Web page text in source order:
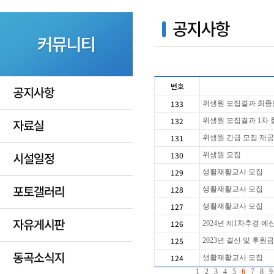
번호
133
위생원 모집결과 최
132 위생원 모집결과 1차
131 위생원 긴급 모집 재
130 위생원 모집
129 생활재활교사 모집
128 생활재활교사 모집
127 생활재활교사 모집
126 2024년 제1차추경 예
125 2023년 결산 및 후원
124
생활재활교사 모집
1
2 3 4 5 6 7 8 9